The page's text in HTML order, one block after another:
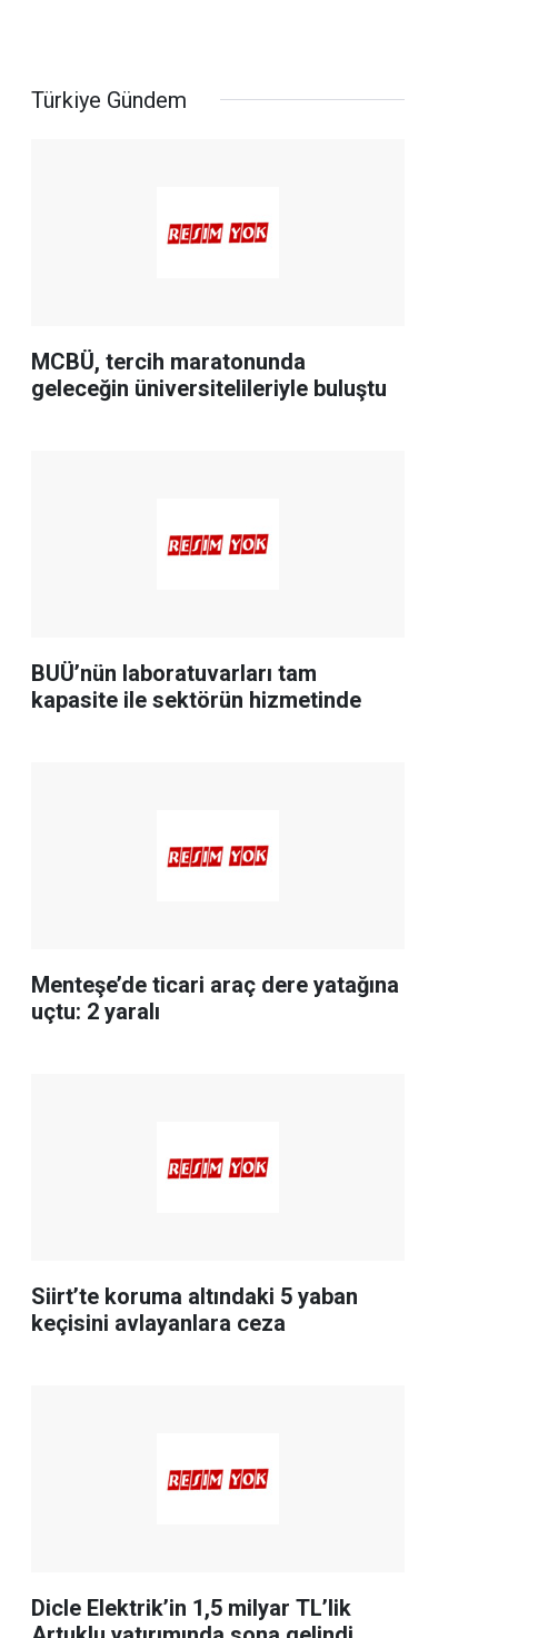
Türkiye Gündem
MCBÜ, tercih maratonunda
geleceğin üniversitelileriyle buluştu
BUÜ’nün laboratuvarları tam
kapasite ile sektörün hizmetinde
Menteşe’de ticari araç dere yatağına
uçtu: 2 yaralı
Siirt’te koruma altındaki 5 yaban
keçisini avlayanlara ceza
Dicle Elektrik’in 1,5 milyar TL’lik